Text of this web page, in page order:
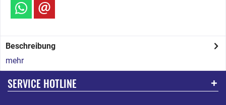
Beschreibung
mehr
SERVICE HOTLINE